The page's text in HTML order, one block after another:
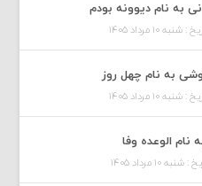
به نام دیوونه بودم
: شنبه ۱۰ مرداد ۱۴۰۵
به نام چهل روز
: شنبه ۱۰ مرداد ۱۴۰۵
نام الوعده وفا
: شنبه ۱۰ مرداد ۱۴۰۵